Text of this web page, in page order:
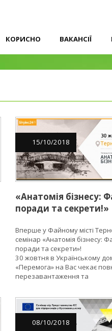
КОРИСНО ВАКАНСІЇ
15/10/2018
«Анатомія бізнесу:
поради та секрети!»
Вперше у Файному місті
семінар «Анатомія бізнесу:
поради та секрети»!
30 жовтня в Українському
«Перемога» на Вас чекає
перезавантаження та
08/10/2018